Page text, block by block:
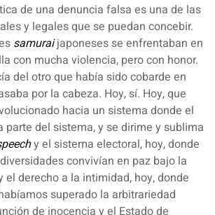
de una denuncia falsa es una de las
y legales que se puedan concebir.
samuraijaponeses se enfrentaban en
con mucha violencia, pero con honor.
del otro que había sido cobarde en
por la cabeza. Hoy, sí. Hoy, que
hacia un sistema donde el
parte del sistema, y se dirime y sublima
y el sistema electoral, hoy, donde
convivían en paz bajo la
el derecho a la intimidad, hoy, donde
superado la arbitrariedad
de inocencia y el Estado de